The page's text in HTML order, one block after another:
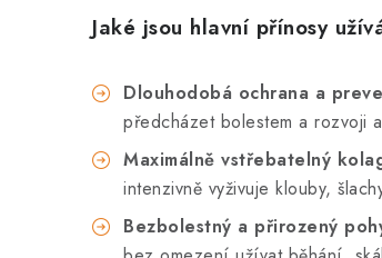
Jaké jsou hlavní přínosy
Dlouhodobá ochrana a
předcházet bolestem a rozvoji
Maximálně vstřebatelný
intenzivně vyživuje klouby,
Bezbolestný a přirozený